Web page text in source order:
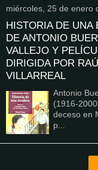
miércoles, 25 de enero
HISTORIA DE UNA
DE ANTONIO
VALLEJO Y
DIRIGIDA POR
VILLARREAL
Antonio
(1916-
deceso en
p...